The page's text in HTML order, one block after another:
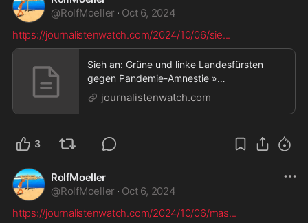
@RolfMoeller · Oct 6, 2024
https://journalistenwatch.com/2024/10/06/sie...
Sieh an: Grüne und linke Landesfürsten
gegen Pandemie-Amnestie »
Journalistenwatch,Sieh an: Grüne und linke
Landesfürsten gegen Pandemie-Amnestie
journalistenwatch.com
3
RolfMoeller
@RolfMoeller · Oct 6, 2024
https://journalistenwatch.com/2024/10/06/mas...